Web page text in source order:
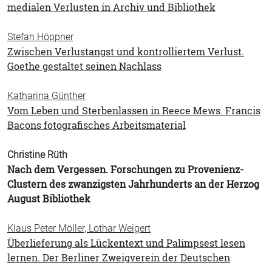
medialen Verlusten in Archiv und Bibliothek
Stefan Höppner
Zwischen Verlustangst und kontrolliertem Verlust.
Goethe gestaltet seinen Nachlass
Katharina Günther
Vom Leben und Sterbenlassen in Reece Mews. Francis
Bacons fotografisches Arbeitsmaterial
Christine Rüth
Nach dem Vergessen. Forschungen zu Provenienz-
Clustern des zwanzigsten Jahrhunderts an der Herzog
August Bibliothek
Klaus Peter Möller, Lothar Weigert
Überlieferung als Lückentext und Palimpsest lesen
lernen. Der Berliner Zweigverein der Deutschen